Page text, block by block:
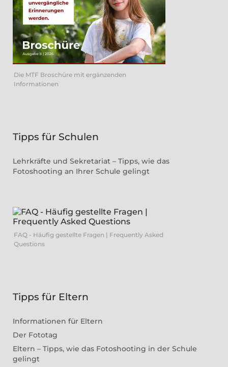
Die MTF Broschüre mit ergänzenden
Informationen
Tipps für Schulen
Lehrkräfte und Sekretariat – Tipps, wie das
Fotoshooting an Ihrer Schule gelingt
FAQ - Häufig gestellte Fragen | Frequently Asked
Questions
Tipps für Eltern
Informationen für Eltern
Der Fototag
Eltern – Tipps, wie das Fotoshooting in der Schule
gelingt